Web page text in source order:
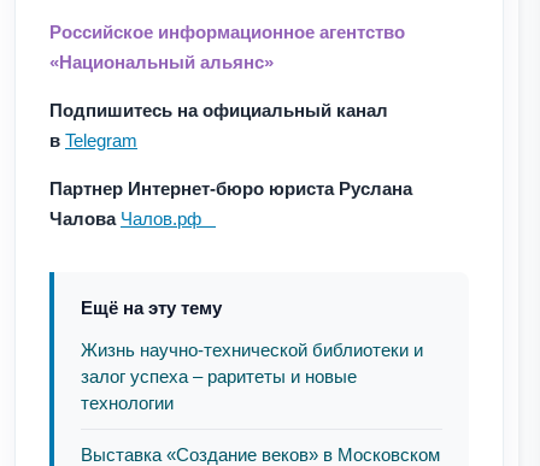
Российское информационное агентство
«Национальный альянс»
Подпишитесь на официальный канал
в Telegram
Партнер Интернет-бюро юриста Руслана
Чалова Чалов.рф
Ещё на эту тему
Жизнь научно-технической библиотеки и
залог успеха – раритеты и новые
технологии
Выставка «Создание веков» в Московском